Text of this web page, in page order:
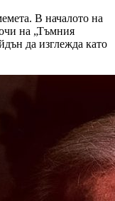
В началото на
на „Тъмния
да изглежда като